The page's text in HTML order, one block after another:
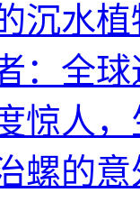
沉水
：全
惊人
螺的